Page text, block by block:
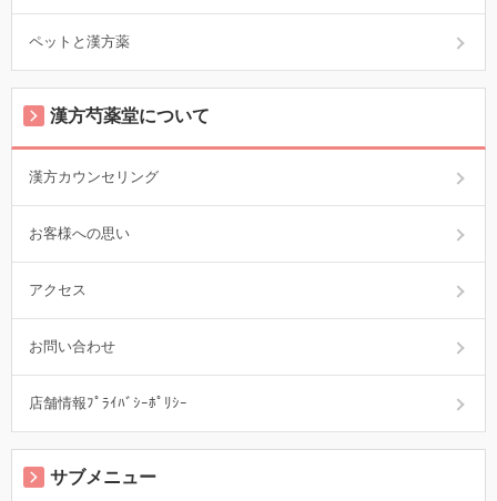
ペットと漢方薬
漢方芍薬堂について
漢方カウンセリング
お客様への思い
アクセス
お問い合わせ
店舗情報ﾌﾟﾗｲﾊﾞｼｰﾎﾟﾘｼｰ
サブメニュー